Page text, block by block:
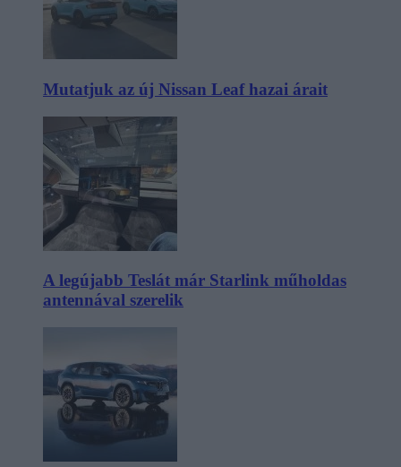
Mutatjuk az új Nissan Leaf hazai árait
A legújabb Teslát már Starlink műholdas
antennával szerelik